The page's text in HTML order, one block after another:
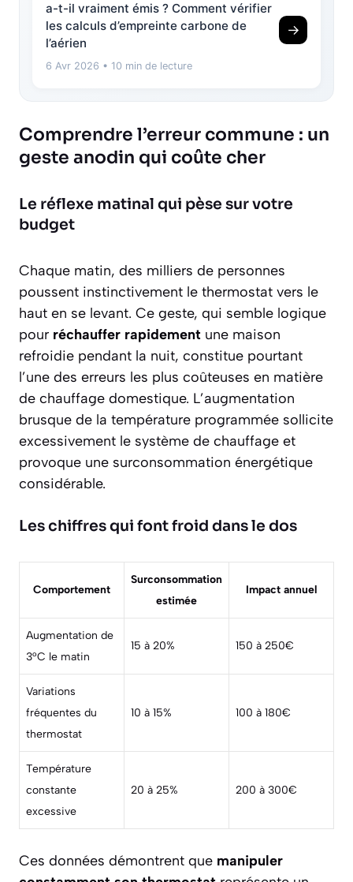
a-t-il vraiment émis ? Comment vérifier
les calculs d’empreinte carbone de
l’aérien
6 Avr 2026 • 10 min de lecture
→
Comprendre l’erreur commune : un
geste anodin qui coûte cher
Le réflexe matinal qui pèse sur votre
budget
Chaque matin, des milliers de personnes
poussent instinctivement le thermostat vers le
haut en se levant. Ce geste, qui semble logique
pour réchauffer rapidement une maison
refroidie pendant la nuit, constitue pourtant
l’une des erreurs les plus coûteuses en matière
de chauffage domestique. L’augmentation
brusque de la température programmée sollicite
excessivement le système de chauffage et
provoque une surconsommation énergétique
considérable.
Les chiffres qui font froid dans le dos
Comportement
Surconsommation
estimée
Impact annuel
Augmentation de
3°C le matin
15 à 20% 150 à 250€
Variations
fréquentes du
thermostat
10 à 15% 100 à 180€
Température
constante
excessive
20 à 25% 200 à 300€
Ces données démontrent que manipuler